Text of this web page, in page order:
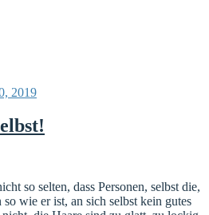
2019
so selten, dass Personen, selbst die,
so wie er ist, an sich selbst kein gutes